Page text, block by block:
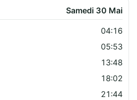
Samedi 30 Mai
04:16
05:53
13:48
18:02
21:44